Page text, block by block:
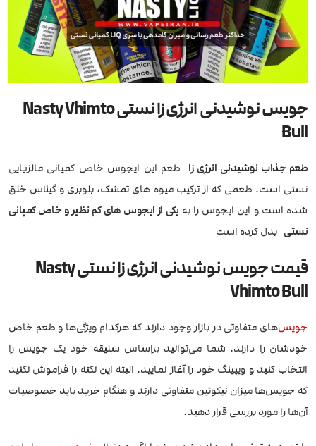
جویس نوشیدنی انرژی زا نستی Nasty Vhimto
Bull
طعم جذاب نوشیدنی انرژی زا طعم این ایجوس خاص کمپانی مالزیایی
نستی است. طعمی که از ترکیب میوه های تمشک، بلوبری و گیلاس خلق
شده است و این ایجوس را به یکی از ایجوس های کم نظیر و خاص کمپانی
نستی بدل کرده است
قیمت جویس نوشیدنی انرژی زا نستی Nasty
Vhimto Bull
جویس‌های متفاوتی در بازار وجود دارند که هرکدام ویژگی‌ها و طعم خاص
خودشان را دارند. شما می‌توانید براساس سلیقه خود یک جویس را
انتخاب کنید و ویپینگ خود را آغاز نمایید. البته این نکته را فراموش نکنید
که جویس‌ها میزان نیکوتین متفاوتی دارند و هنگام خرید باید خصوصیات
آن‌ها را مورد بررسی قرار دهید.